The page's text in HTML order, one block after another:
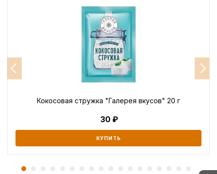
Кокосовая стружка "Галерея вкусов" 20 г
30
КУПИТЬ